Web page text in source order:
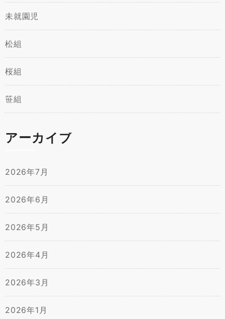
未就園児
松組
桜組
笹組
アーカイブ
2026年7月
2026年6月
2026年5月
2026年4月
2026年3月
2026年1月